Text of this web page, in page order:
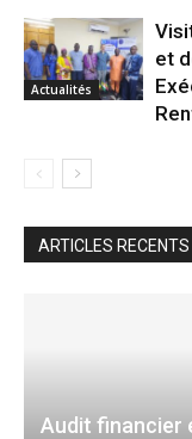
Actualités
et
ARTICLES RECENTS
Audit financier